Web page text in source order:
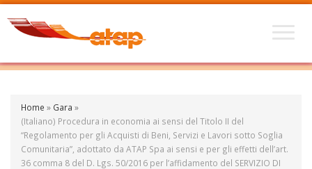
Home » Gara »
(Italiano) Procedura in economia ai sensi del Titolo II del
“Regolamento per gli Acquisti di Beni, Servizi e Lavori sotto Soglia
Comunitaria”, adottato da ATAP Spa ai sensi e per gli effetti dell’art.
36 comma 8 del D. Lgs. 50/2016 per l’affidamento del SERVIZIO DI